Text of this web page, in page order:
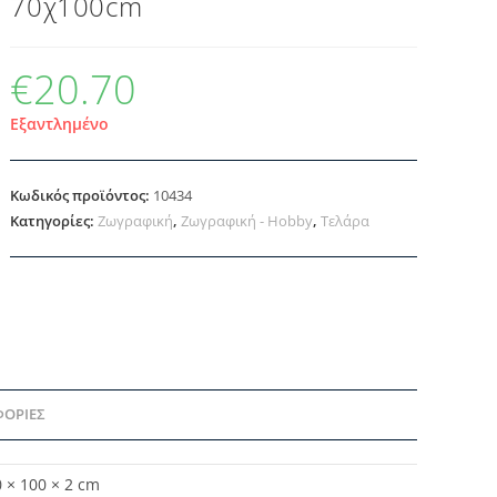
€20.70
Εξαντλημένο
Κωδικός προϊόντος: 10434
Κατηγορίες:Ζωγραφική,Ζωγραφική - Hobby,Τελάρα
× 100 × 2 cm